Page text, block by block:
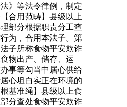
》等法令律例，制定
合用范畴】县级以上
部分根据职责分工查
为，合用本法子。第
法子所称食物平安欺诈
物出产、储存、运
事等勾当中居心供给
心坦白实正在环境的
基准绳】县级以上食
分查处食物平安欺诈